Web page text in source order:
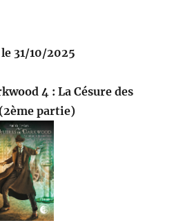
31/10/2025
4 : La Césure des
partie)